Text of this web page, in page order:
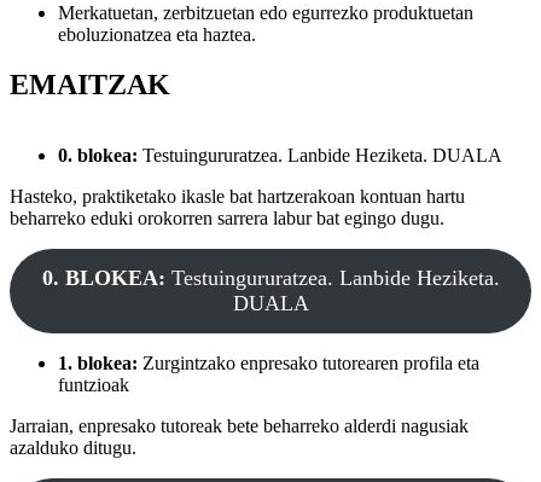
Merkatuetan, zerbitzuetan edo egurrezko produktuetan
eboluzionatzea eta haztea.
EMAITZAK
0. blokea: Testuingururatzea. Lanbide Heziketa. DUALA
Hasteko, praktiketako ikasle bat hartzerakoan kontuan hartu
beharreko eduki orokorren sarrera labur bat egingo dugu.
0. BLOKEA: Testuingururatzea. Lanbide Heziketa.
DUALA
1. blokea: Zurgintzako enpresako tutorearen profila eta
funtzioak
Jarraian, enpresako tutoreak bete beharreko alderdi nagusiak
azalduko ditugu.